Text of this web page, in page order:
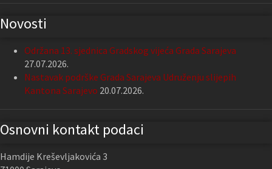
Novosti
Održana 13. sjednica Gradskog vijeća Grada Sarajeva
27.07.2026.
Nastavak podrške Grada Sarajeva Udruženju slijepih
Kantona Sarajevo 20.07.2026.
Osnovni kontakt podaci
Hamdije Kreševljakovića 3